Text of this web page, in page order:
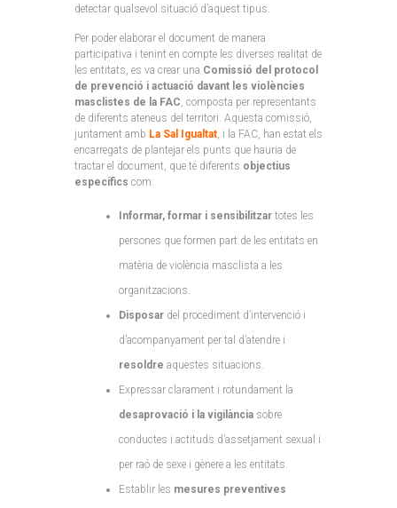
detectar qualsevol situació d’aquest tipus.
Per poder elaborar el document de manera
participativa i tenint en compte les diverses realitat de
les entitats, es va crear una Comissió del protocol
de prevenció i actuació davant les violències
masclistes de la FAC , composta per representants
de diferents ateneus del territori. Aquesta comissió,
juntament amb La Sal Igualtat , i la FAC, han estat els
encarregats de plantejar els punts que hauria de
tractar el document, que té diferents objectius
específics com:
Informar, formar i sensibilitzar totes les
persones que formen part de les entitats en
matèria de violència masclista a les
organitzacions.
Disposar del procediment d’intervenció i
d’acompanyament per tal d’atendre i
resoldre aquestes situacions.
Expressar clarament i rotundament la
desaprovació i la vigilància sobre
conductes i actituds d’assetjament sexual i
per raó de sexe i gènere a les entitats.
Establir les mesures preventives